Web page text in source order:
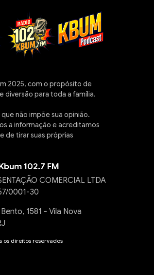
2025, com o propósito de
diversão para toda a família.
não impõe sua opinião.
a informação e acreditamos
de tirar suas próprias
102.7 FM
COMERCIAL LTDA
0001-30
1581 - Vila Nova
os direitos reservados